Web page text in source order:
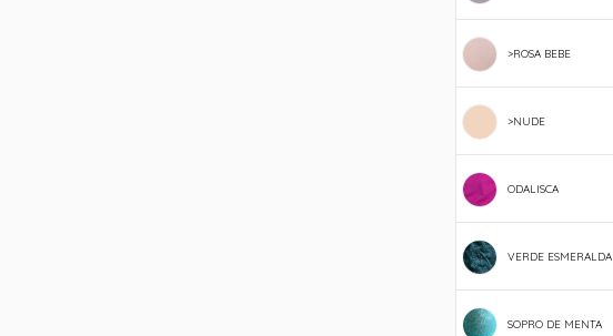
>ROSA BEBE
>NUDE
ODALISCA
VERDE ESMERALDA
SOPRO DE MENTA